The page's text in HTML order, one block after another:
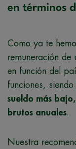
en términos
Como ya te
remuneración de
en función del
funciones, siendo
sueldo más
brutos anuales
Nuestra